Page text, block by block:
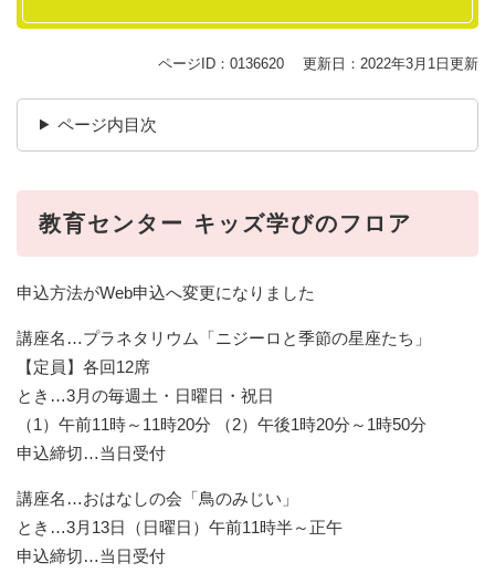
ページID：0136620 更新日：2022年3月1日更新
ページ内目次
教育センター キッズ学びのフロア
申込方法がWeb申込へ変更になりました
講座名…プラネタリウム「ニジーロと季節の星座たち」
【定員】各回12席
とき…3月の毎週土・日曜日・祝日
（1）午前11時～11時20分 （2）午後1時20分～1時50分
申込締切…当日受付
講座名…おはなしの会「鳥のみじい」
とき…3月13日（日曜日）午前11時半～正午
申込締切…当日受付